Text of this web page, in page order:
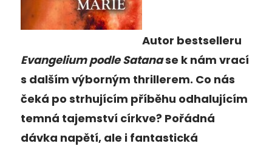
Autor bestselleru
Evangelium podle Satanase k nám vrací
s dalším výborným thrillerem. Co nás
čeká po strhujícím příběhu odhalujícím
temná tajemství církve? Pořádná
dávka napětí, ale i fantastická